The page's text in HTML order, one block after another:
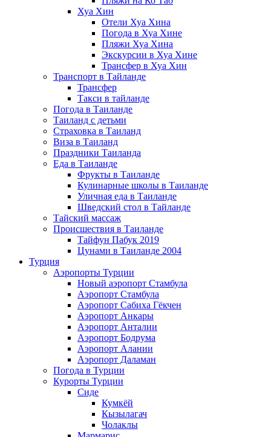
Хуа Хин
Отели Хуа Хина
Погода в Хуа Хине
Пляжи Хуа Хина
Экскурсии в Хуа Хине
Трансфер в Хуа Хин
Транспорт в Тайланде
Трансфер
Такси в тайланде
Погода в Таиланде
Таиланд с детьми
Страховка в Таиланд
Виза в Таиланд
Праздники Таиланда
Еда в Таиланде
Фрукты в Таиланде
Кулинарные школы в Таиланде
Уличная еда в Таиланде
Шведский стол в Тайланде
Тайский массаж
Происшествия в Таиланде
Тайфун Пабук 2019
Цунами в Таиланде 2004
Турция
Аэропорты Турции
Новый аэропорт Стамбула
Аэропорт Стамбула
Аэропорт Сабиха Гёкчен
Аэропорт Анкары
Аэропорт Анталии
Аэропорт Бодрума
Аэропорт Алании
Аэропорт Даламан
Погода в Турции
Курорты Турции
Сиде
Кумкёй
Кызылагач
Чолаклы